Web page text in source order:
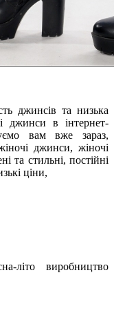
джинсів та низька
джинси в інтернет-
вам вже зараз,
джинси, жіночі
та стильні, постійні
ціни,
літо виробництво